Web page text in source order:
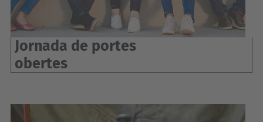
Jornada de portes
obertes